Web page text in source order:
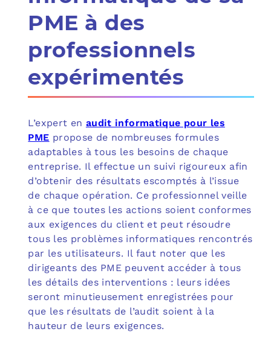
PME à des
professionnels
expérimentés
L’expert en audit informatique pour les
PME propose de nombreuses formules
adaptables à tous les besoins de chaque
entreprise. Il effectue un suivi rigoureux afin
d’obtenir des résultats escomptés à l’issue
de chaque opération. Ce professionnel veille
à ce que toutes les actions soient conformes
aux exigences du client et peut résoudre
tous les problèmes informatiques rencontrés
par les utilisateurs. Il faut noter que les
dirigeants des PME peuvent accéder à tous
les détails des interventions : leurs idées
seront minutieusement enregistrées pour
que les résultats de l’audit soient à la
hauteur de leurs exigences.